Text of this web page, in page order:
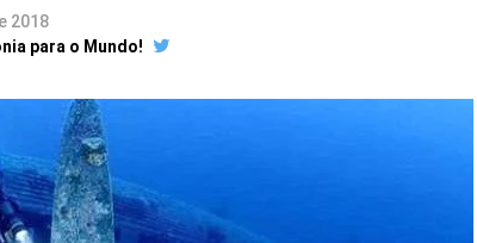
2018
para o Mundo!